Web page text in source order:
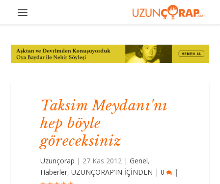
Taksim Meydanı'nı
hep böyle
göreceksiniz
Uzunçorap | 27 Kas 2012 |Genel,
Haberler,UZUNÇORAP’IN İÇİNDEN |0 |